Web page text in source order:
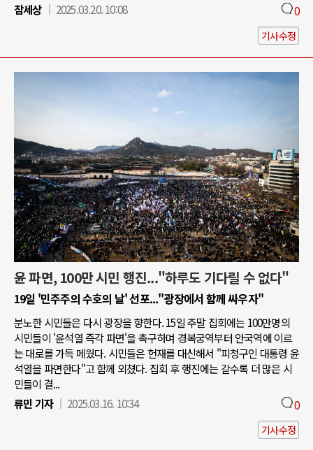
참세상
2025.03.20. 10:08 0
기사수정
윤 파면, 100만 시민 행진..."하루도 기다릴 수 없다"
19일 '민주주의 수호의 날' 선포..."광장에서 함께 싸우자"
분노한 시민들은 다시 광장을 향한다. 15일 주말 집회에는 100만명의
시민들이 '윤석열 즉각 파면'을 촉구하며 경복궁역부터 안국역에 이르
는 대로를 가득 메웠다. 시민들은 헌재를 대신해서 "피청구인 대통령 윤
석열을 파면한다"고 함께 외쳤다. 집회 후 행진에는 갈수록 더 많은 시
민들이 결...
류민 기자
2025.03.16. 10:34 0
기사수정